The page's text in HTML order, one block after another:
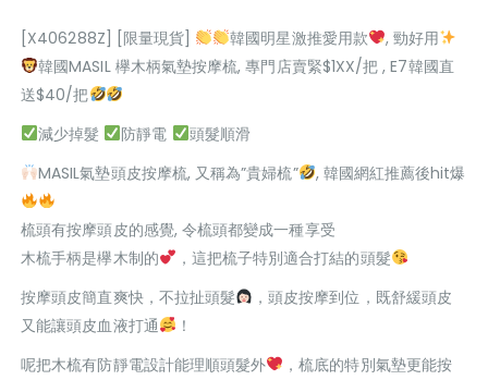
[X406288Z] [限量現貨] 韓國明星激推愛用款
, 勁好用
韓國MASIL 欅木柄氣墊按摩梳, 專門店賣緊$1XX/把 , E7韓國直
送$40/把
減少掉髮
防靜電
頭髮順滑
MASIL氣墊頭皮按摩梳, 又稱為”貴婦梳”
, 韓國網紅推薦後hit爆
梳頭有按摩頭皮的感覺, 令梳頭都變成一種享受
木梳手柄是欅木制的
，這把梳子特別適合打結的頭髮
按摩頭皮簡直爽快，不拉扯頭髮
，頭皮按摩到位，既舒緩頭皮
又能讓頭皮血液打通
！
呢把木梳有防靜電設計能理順頭髮外
，梳底的特別氣墊更能按